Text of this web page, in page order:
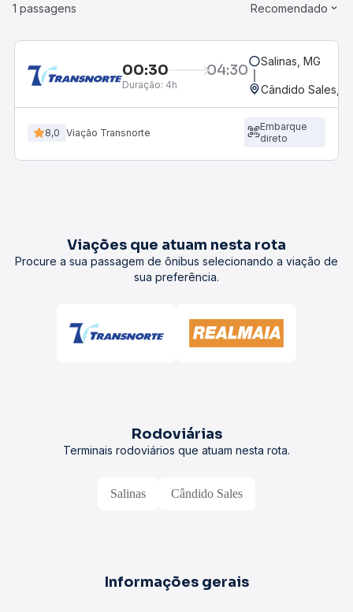
1 passagens Recomendado
00:30 04:30
Duração: 4h
Salinas, MG
Cândido Sales,
8,0 Viação Transnorte
Embarque
direto
Viações que atuam nesta rota
Procure a sua passagem de ônibus selecionando a viação de
sua preferência.
Rodoviárias
Terminais rodoviários que atuam nesta rota.
Salinas Cândido Sales
Informações gerais